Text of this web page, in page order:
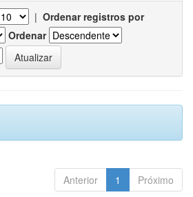
| Ordenar registros por
Ordenar
Anterior 1 Próximo